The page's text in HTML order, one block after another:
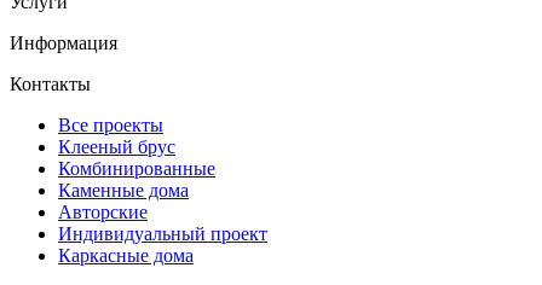
Информация
Контакты
Все проекты
Клееный брус
Комбинированные
Каменные дома
Авторские
Индивидуальный проект
Каркасные дома